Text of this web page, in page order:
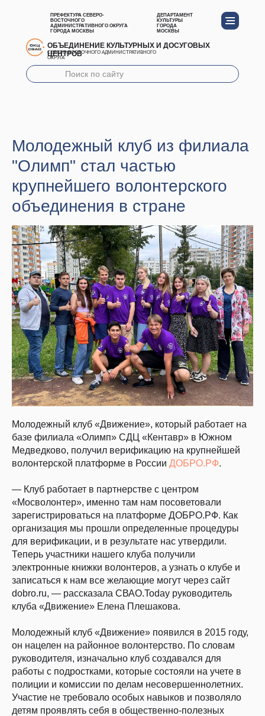
ПРЕФЕКТУРА СЕВЕРО-
ВОСТОЧНОГО
АДМИНИСТРАТИВНОГО ОКРУГА
ГОРОДА МОСКВЫ
ДЕПАРТАМЕНТ
КУЛЬТУРЫ
ГОРОДА
МОСКВЫ
ОБЪЕДИНЕНИЕ КУЛЬТУРНЫХ И ДОСУГОВЫХ
ЦЕНТРОВ
СЕВЕРО-ВОСТОЧНОГО АДМИНИСТРАТИВНОГО
ОКРУГА
Молодежный клуб из филиала
"Олимп" стал частью
крупнейшего волонтерского
объединения в стране
Молодежный клуб «Движение», который работает на
базе филиала «Олимп» СДЦ «Кентавр» в Южном
Медведково, получил верификацию на крупнейшей
волонтерской платформе в России ДОБРО.РФ.
— Клуб работает в партнерстве с центром
«Мосволонтер», именно там нам посоветовали
зарегистрироваться на платформе ДОБРО.РФ. Как
организация мы прошли определенные процедуры
для верификации, и в результате нас утвердили.
Теперь участники нашего клуба получили
электронные книжки волонтеров, а узнать о клубе и
записаться к нам все желающие могут через сайт
dobro.ru, — рассказала СВАО.Today руководитель
клуба «Движение» Елена Плешакова.
Молодежный клуб «Движение» появился в 2015 году,
он нацелен на районное волонтерство. По словам
руководителя, изначально клуб создавался для
работы с подростками, которые состояли на учете в
полиции и комиссии по делам несовершеннолетних.
Участие не требовало особых навыков и позволяло
детям проявлять себя в общественно-полезных